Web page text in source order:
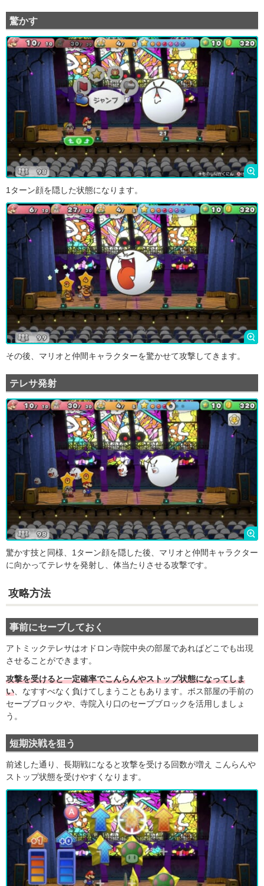
驚かす
1ターン顔を隠した状態になります。
その後、マリオと仲間キャラクターを驚かせて攻撃してきます。
テレサ発射
驚かす技と同様、1ターン顔を隠した後、マリオと仲間キャラクター
に向かってテレサを発射し、体当たりさせる攻撃です。
攻略方法
事前にセーブしておく
アトミックテレサはオドロン寺院中央の部屋であればどこでも出現
させることができます。
攻撃を受けると一定確率でこんらんやストップ状態になってしま
い 、なすすべなく負けてしまうこともあります。ボス部屋の手前の
セーブブロックや、寺院入り口のセーブブロックを活用しましょ
う。
短期決戦を狙う
前述した通り、長期戦になると攻撃を受ける回数が増え こんらんや
ストップ状態を受けやすくなります。